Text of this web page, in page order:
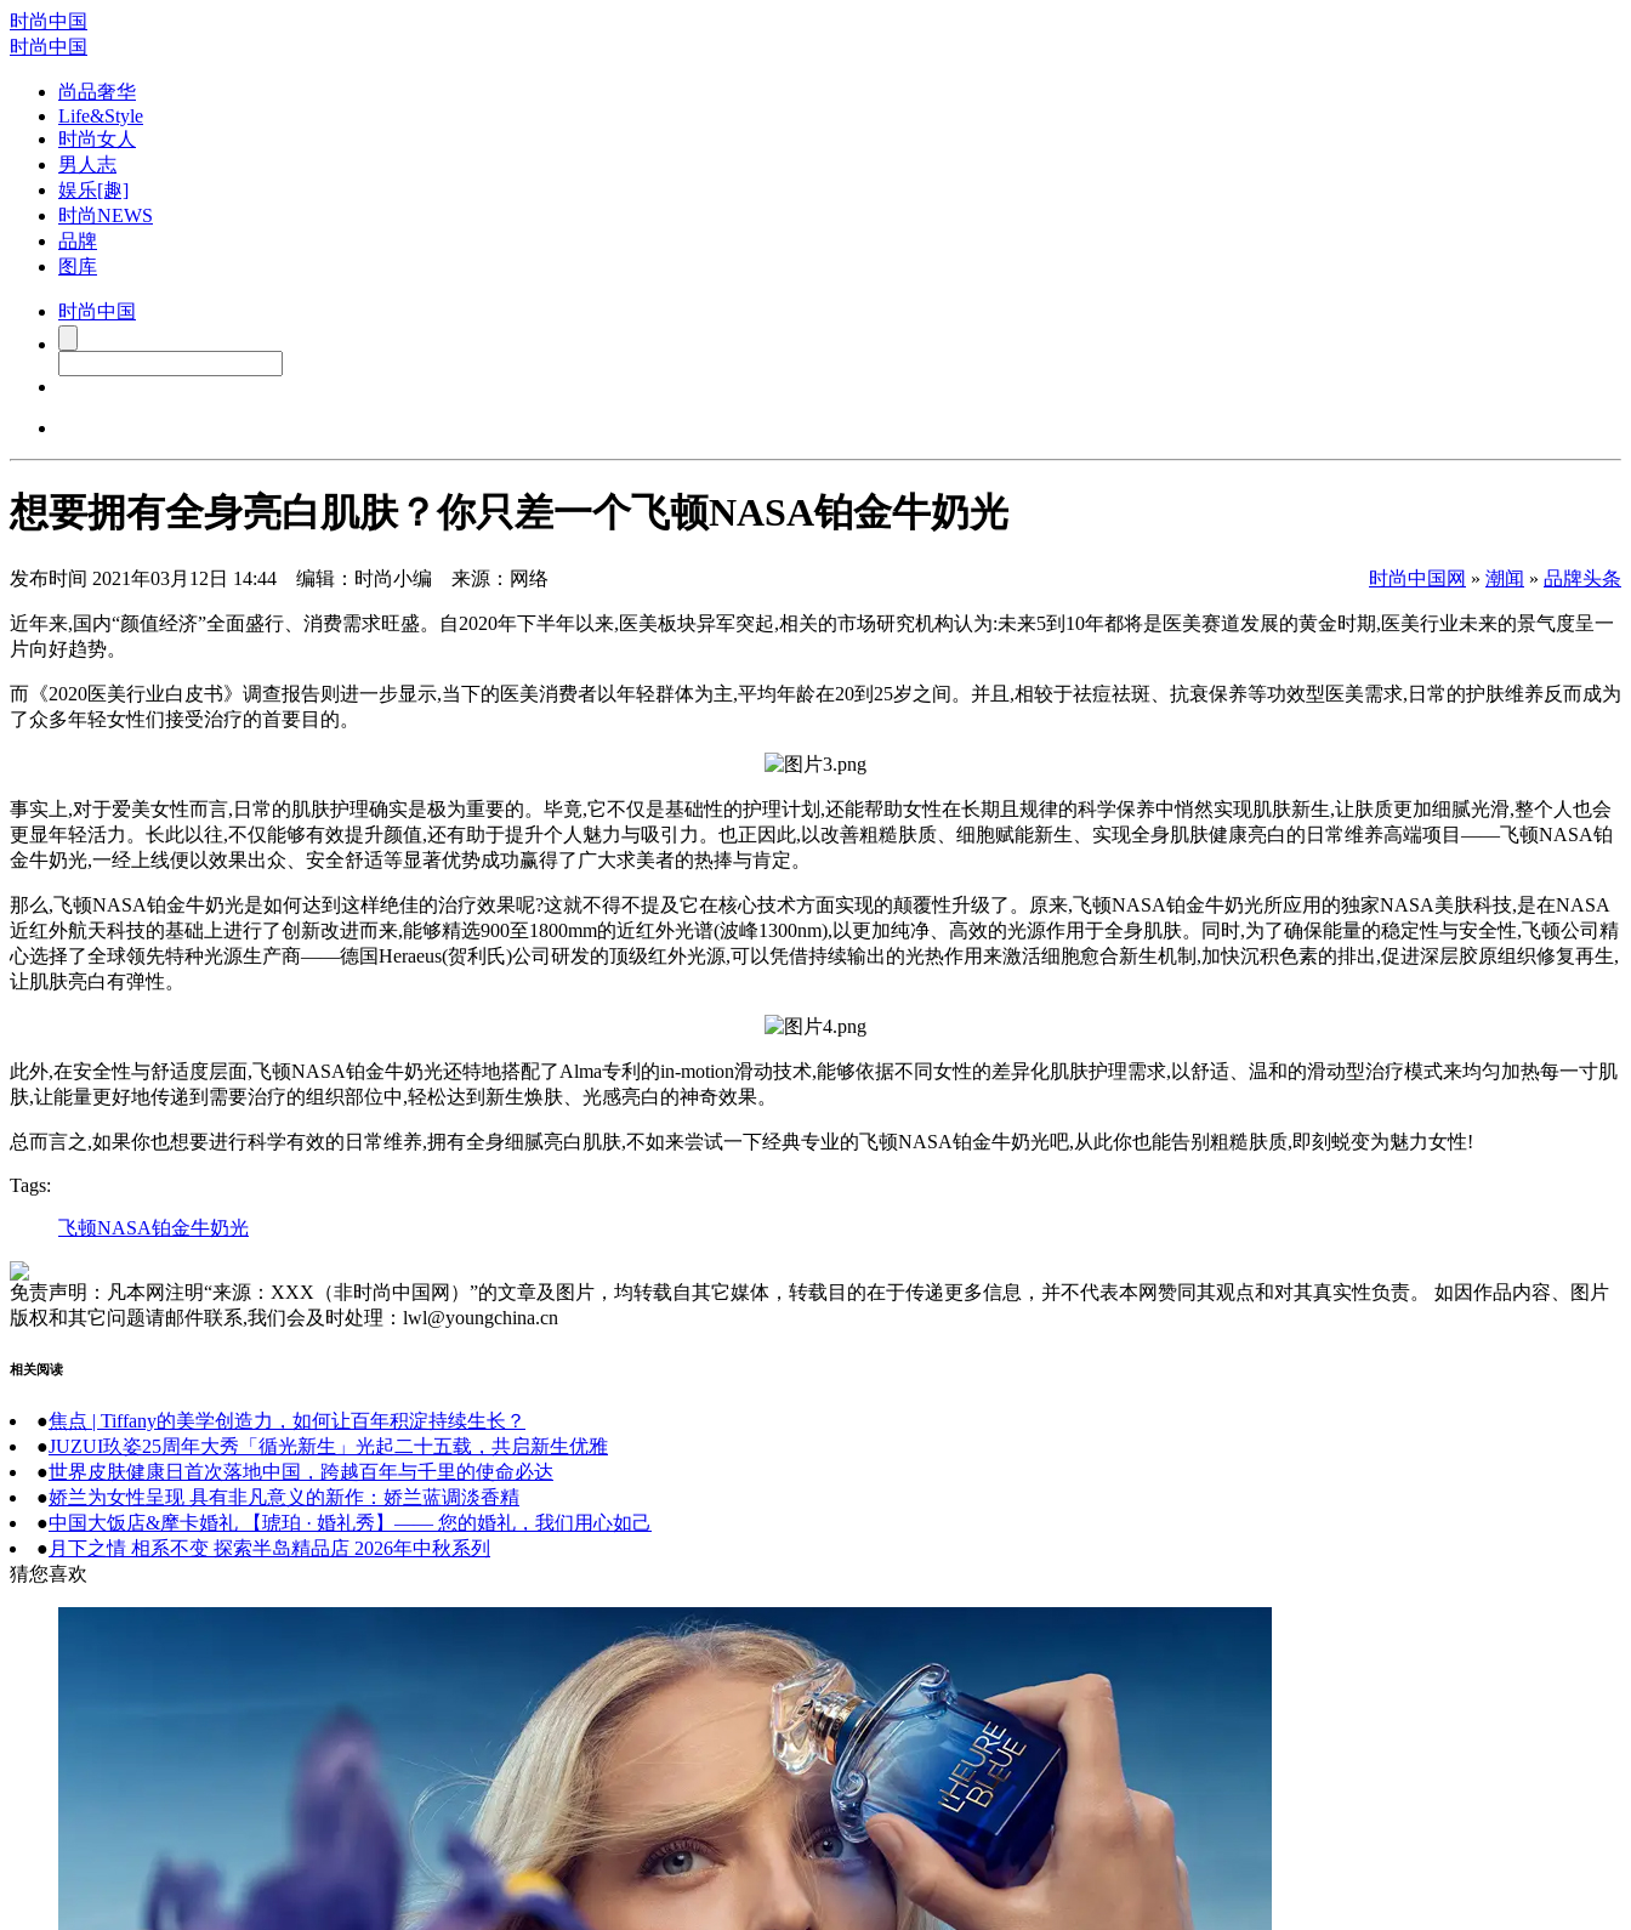
时尚中国
时尚中国
尚品奢华
Life&Style
时尚女人
男人志
娱乐[趣]
时尚NEWS
品牌
图库
时尚中国
想要拥有全身亮白肌肤？你只差一个飞顿NASA铂金牛奶光
发布时间 2021年03月12日 14:44 编辑：时尚小编 来源：网络 时尚中国网 » 潮闻 » 品牌头条
近年来,国内“颜值经济”全面盛行、消费需求旺盛。自2020年下半年以来,医美板块异军突起,相关的市场研究机构认为:未来5到10年都将是医美赛道发展的黄金时期,医美行业未来的景气度呈一
片向好趋势。
而《2020医美行业白皮书》调查报告则进一步显示,当下的医美消费者以年轻群体为主,平均年龄在20到25岁之间。并且,相较于祛痘祛斑、抗衰保养等功效型医美需求,日常的护肤维养反而成为
了众多年轻女性们接受治疗的首要目的。
事实上,对于爱美女性而言,日常的肌肤护理确实是极为重要的。毕竟,它不仅是基础性的护理计划,还能帮助女性在长期且规律的科学保养中悄然实现肌肤新生,让肤质更加细腻光滑,整个人也会
更显年轻活力。长此以往,不仅能够有效提升颜值,还有助于提升个人魅力与吸引力。也正因此,以改善粗糙肤质、细胞赋能新生、实现全身肌肤健康亮白的日常维养高端项目——飞顿NASA铂
金牛奶光,一经上线便以效果出众、安全舒适等显著优势成功赢得了广大求美者的热捧与肯定。
那么,飞顿NASA铂金牛奶光是如何达到这样绝佳的治疗效果呢?这就不得不提及它在核心技术方面实现的颠覆性升级了。原来,飞顿NASA铂金牛奶光所应用的独家NASA美肤科技,是在NASA
近红外航天科技的基础上进行了创新改进而来,能够精选900至1800mm的近红外光谱(波峰1300nm),以更加纯净、高效的光源作用于全身肌肤。同时,为了确保能量的稳定性与安全性,飞顿公司精
心选择了全球领先特种光源生产商——德国Heraeus(贺利氏)公司研发的顶级红外光源,可以凭借持续输出的光热作用来激活细胞愈合新生机制,加快沉积色素的排出,促进深层胶原组织修复再生,
让肌肤亮白有弹性。
此外,在安全性与舒适度层面,飞顿NASA铂金牛奶光还特地搭配了Alma专利的in-motion滑动技术,能够依据不同女性的差异化肌肤护理需求,以舒适、温和的滑动型治疗模式来均匀加热每一寸肌
肤,让能量更好地传递到需要治疗的组织部位中,轻松达到新生焕肤、光感亮白的神奇效果。
总而言之,如果你也想要进行科学有效的日常维养,拥有全身细腻亮白肌肤,不如来尝试一下经典专业的飞顿NASA铂金牛奶光吧,从此你也能告别粗糙肤质,即刻蜕变为魅力女性!
Tags:
飞顿NASA铂金牛奶光
免责声明：凡本网注明“来源：XXX（非时尚中国网）”的文章及图片，均转载自其它媒体，转载目的在于传递更多信息，并不代表本网赞同其观点和对其真实性负责。 如因作品内容、图片
版权和其它问题请邮件联系,我们会及时处理：lwl@youngchina.cn
相关阅读
●焦点 | Tiffany的美学创造力，如何让百年积淀持续生长？
●JUZUI玖姿25周年大秀「循光新生」光起二十五载，共启新生优雅
●世界皮肤健康日首次落地中国，跨越百年与千里的使命必达
●娇兰为女性呈现 具有非凡意义的新作：娇兰蓝调淡香精
●中国大饭店&摩卡婚礼 【琥珀 · 婚礼秀】—— 您的婚礼，我们用心如己
● 月下之情 相系不变 探索半岛精品店 2026年中秋系列
猜您喜欢